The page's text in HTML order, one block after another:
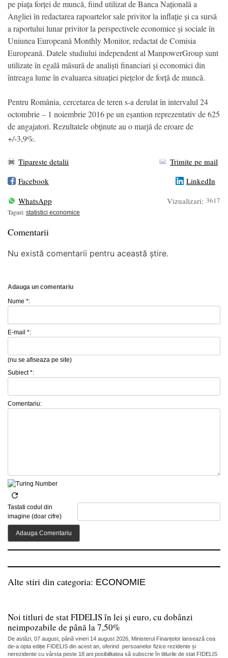
pe piața forței de muncă, fiind utilizat de Banca Națională a
Angliei în redactarea rapoartelor sale privitor la inflație și ca sursă
a raportului lunar privitor la perspectivele economice și sociale în
Uniunea Europeană Monthly Monitor, redactat de Comisia
Europeană. Datele studiului independent al ManpowerGroup sunt
utilizate în egală măsură de analiști financiari și economici din
întreaga lume în evaluarea situației piețelor de forță de muncă.
Pentru România, cercetarea de teren s-a derulat în intervalul 24
octombrie – 1 noiembrie 2016 pe un eșantion reprezentativ de 625
de angajatori. Rezultatele obţinute au o marjă de eroare de
+/-3,9%.
Tipareste detalii
Trimite pe mail
Facebook
LinkedIn
WhatsApp
Vizualizari: 3617
Taguri: statistici economice
Comentarii
Nu există comentarii pentru această știre.
Adauga un comentariu
Nume *:
E-mail *:
(nu se afiseaza pe site)
Subiect *:
Comentariu:
Tastati codul din
imagine (doar cifre)
Alte stiri din categoria: ECONOMIE
Noi titluri de stat FIDELIS în lei și euro, cu dobânzi
neimpozabile de pânã la 7,50%
De astãzi, 07 august, pânã vineri 14 august 2026, Ministerul Finanțelor lanseazã cea
de-a opta ediție FIDELIS din acest an, oferind persoanelor fizice rezidente și
nerezidente cu vârsta peste 18 ani posibilitatea sã subscrie în titlurile de stat FIDELIS